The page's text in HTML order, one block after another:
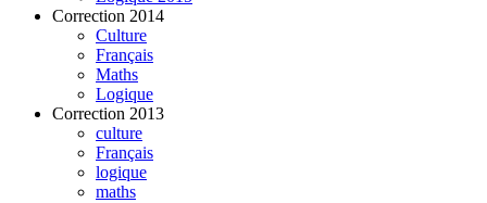
Correction 2014
Culture
Français
Maths
Logique
Correction 2013
culture
Français
logique
maths